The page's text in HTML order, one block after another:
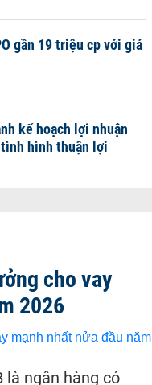
gần 19 triệu cp với giá
kế hoạch lợi nhuận
hình thuận lợi
cho vay
2026
là ngân hàng có